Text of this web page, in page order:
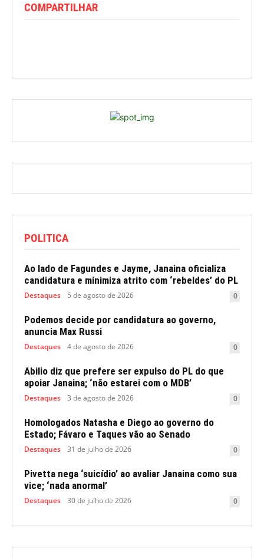
COMPARTILHAR
POLITICA
Ao lado de Fagundes e Jayme, Janaina oficializa
candidatura e minimiza atrito com ‘rebeldes’ do PL
Destaques 5 de agosto de 2026 0
Podemos decide por candidatura ao governo,
anuncia Max Russi
Destaques 4 de agosto de 2026 0
Abilio diz que prefere ser expulso do PL do que
apoiar Janaina; ‘não estarei com o MDB’
Destaques 3 de agosto de 2026 0
Homologados Natasha e Diego ao governo do
Estado; Fávaro e Taques vão ao Senado
Destaques 31 de julho de 2026 0
Pivetta nega ‘suicídio’ ao avaliar Janaina como sua
vice; ‘nada anormal’
Destaques 30 de julho de 2026 0